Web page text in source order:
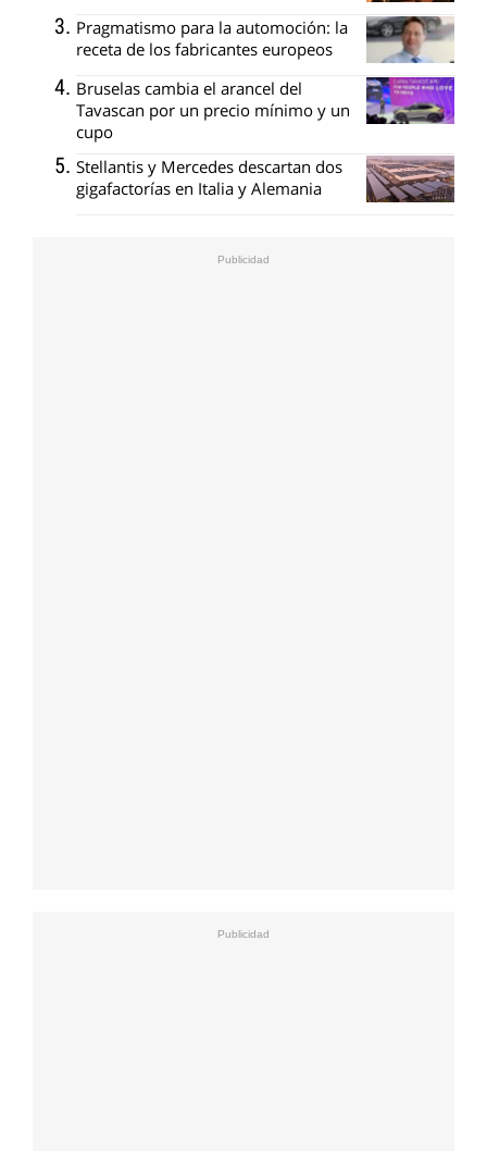
Pragmatismo para la automoción: la
receta de los fabricantes europeos
Bruselas cambia el arancel del
Tavascan por un precio mínimo y un
cupo
Stellantis y Mercedes descartan dos
gigafactorías en Italia y Alemania